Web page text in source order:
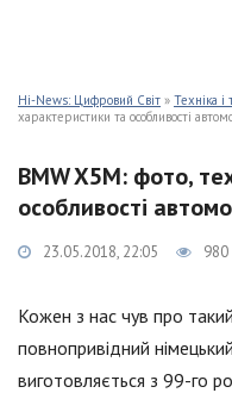
Hi-News: Цифровий Світ » Техніка і
характеристики та особливості
BMW X5M: фото,
особливості
23.05.2018, 22:05 980
Кожен з нас чув про
повнопривідний
виготовляється з 99-го